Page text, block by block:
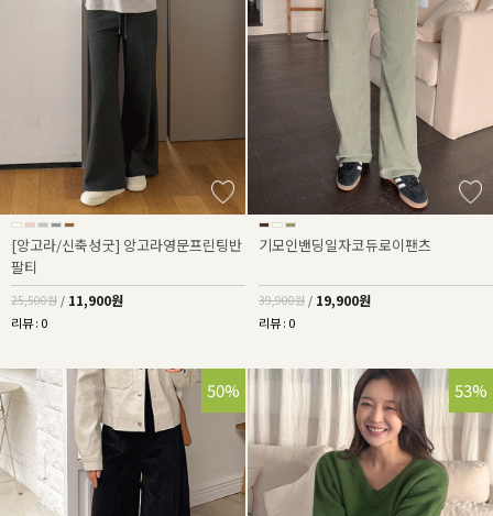
[앙고라/신축성굿] 앙고라영문프린팅반
팔티
25,500원 / 11,900원
리뷰 : 0
기모인밴딩일자코듀로이팬츠
39,900원 / 19,900원
리뷰 : 0
50% 53%